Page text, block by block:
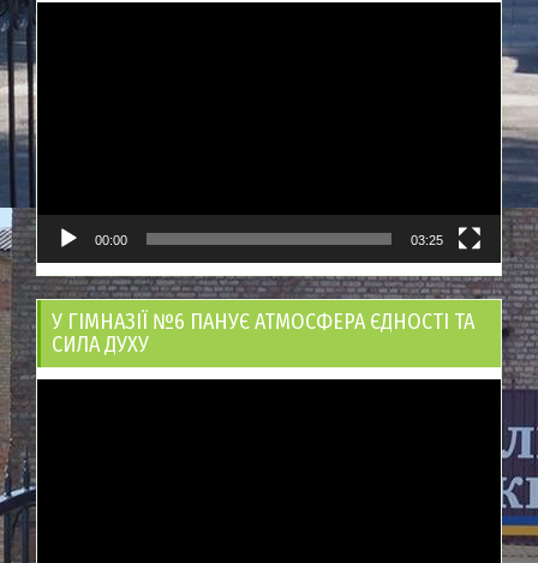
00:00 03:25
У ГІМНАЗІЇ №6 ПАНУЄ АТМОСФЕРА ЄДНОСТІ ТА
СИЛА ДУХУ